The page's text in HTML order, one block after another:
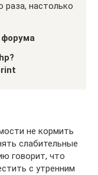
раза, настолько
форума
не кормить
слабительные
говорит, что
с утренним